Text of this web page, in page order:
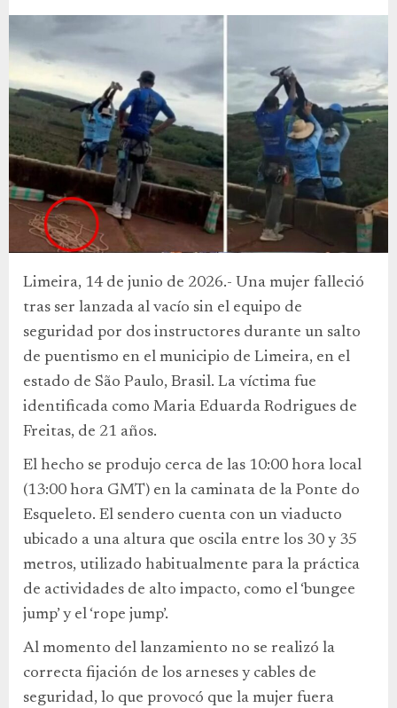
Limeira, 14 de junio de 2026.- Una mujer falleció
tras ser lanzada al vacío sin el equipo de
seguridad por dos instructores durante un salto
de puentismo en el municipio de Limeira, en el
estado de São Paulo, Brasil. La víctima fue
identificada como Maria Eduarda Rodrigues de
Freitas, de 21 años.
El hecho se produjo cerca de las 10:00 hora local
(13:00 hora GMT) en la caminata de la Ponte do
Esqueleto. El sendero cuenta con un viaducto
ubicado a una altura que oscila entre los 30 y 35
metros, utilizado habitualmente para la práctica
de actividades de alto impacto, como el ‘bungee
jump’ y el ‘rope jump’.
Al momento del lanzamiento no se realizó la
correcta fijación de los arneses y cables de
seguridad, lo que provocó que la mujer fuera